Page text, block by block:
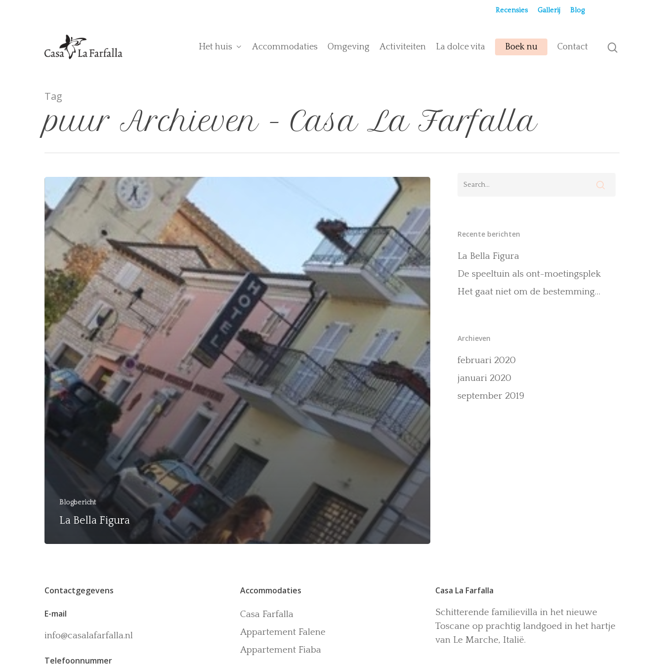
Recensies Gallerij Blog
Het huis Accommodaties Omgeving Activiteiten La dolce vita Boek nu Contact
Tag
puur Archieven - Casa La Farfalla
Blogbericht
La Bella Figura
Recente berichten
La Bella Figura
De speeltuin als ont-moetingsplek
Het gaat niet om de bestemming…
Archieven
februari 2020
januari 2020
september 2019
Contactgegevens
E-mail
info@casalafarfalla.nl
Telefoonnummer
Accommodaties
Casa Farfalla
Appartement Falene
Appartement Fiaba
Casa La Farfalla
Schitterende familievilla in het nieuwe
Toscane op prachtig landgoed in het hartje
van Le Marche, Italië.